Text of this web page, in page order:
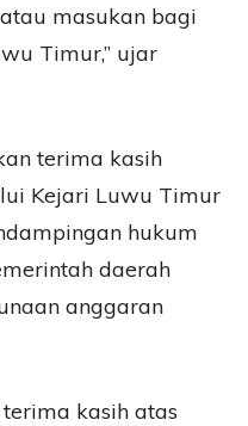
masukan bagi
Timur,” ujar
terima kasih
Kejari Luwu Timur
hukum
daerah
anggaran
kasih atas